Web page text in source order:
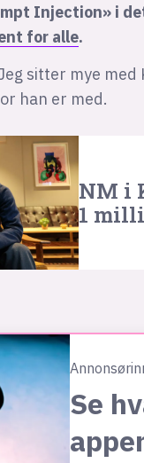
Injection» i
for alle.
sitter mye
han er med.
NM i
1
Se